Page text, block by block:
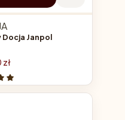
Janpol